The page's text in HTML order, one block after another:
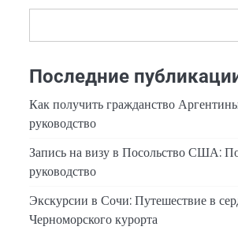
Последние
Как получить гражданство
руководство
Запись на визу в Посольство США:
руководство
Экскурсии в Сочи: Путешествие в
Черноморского курорта